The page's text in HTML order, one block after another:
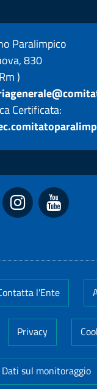
Paralimpico
830
Rm)
Certificata:
l'Ente
Privacy
Dati sul monitoraggio